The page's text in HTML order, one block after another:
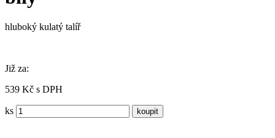
hluboký kulatý talíř
Již za:
539 Kč s DPH
ks